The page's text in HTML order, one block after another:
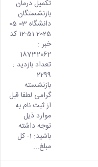
تکمیل درمان
بازنشستگان
دانشگاه 03 05
2025 12:51 کد
خبر :
18732062
تعداد بازدید :
2299
بازنشسته
گرامی لطفا قبل
از ثبت نام به
موارد ذیل
توجه داشته
باشید: 1- کل
مبلغ...